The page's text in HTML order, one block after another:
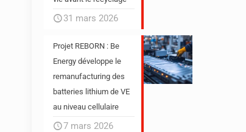
31 mars 2026
Projet REBORN : Be
Energy développe le
remanufacturing des
batteries lithium de VE
au niveau cellulaire
7 mars 2026